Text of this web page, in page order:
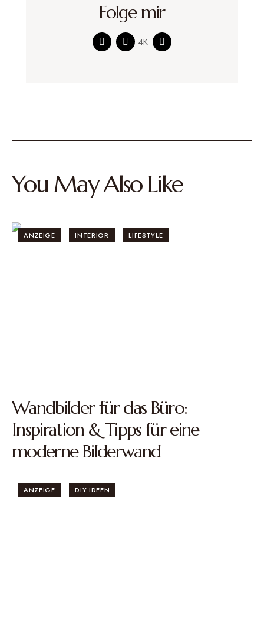
Folge mir
4K
You May Also Like
ANZEIGE INTERIOR LIFESTYLE
Wandbilder für das Büro:
Inspiration & Tipps für eine
moderne Bilderwand
ANZEIGE DIY IDEEN